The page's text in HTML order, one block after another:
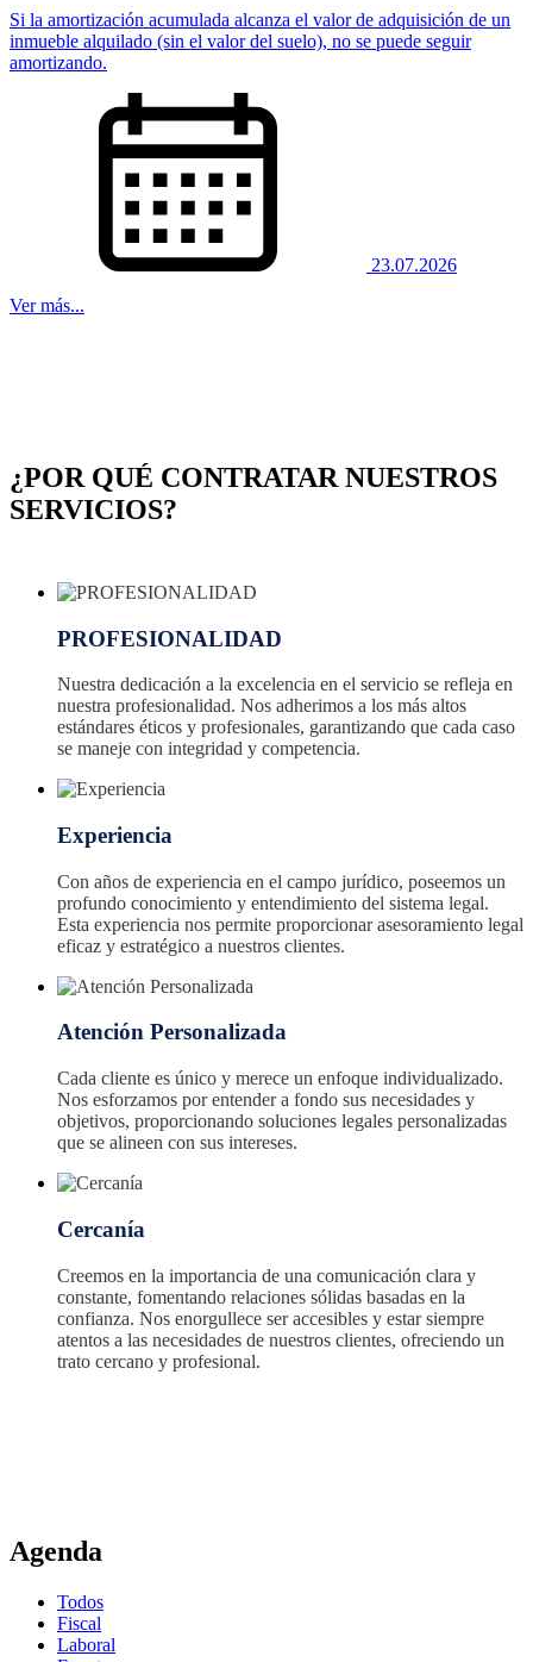
Si la amortización acumulada alcanza el valor de adquisición de un
inmueble alquilado (sin el valor del suelo), no se puede seguir
amortizando.
23.07.2026
Ver más...
¿POR QUÉ CONTRATAR NUESTROS
SERVICIOS?
PROFESIONALIDAD
Nuestra dedicación a la excelencia en el servicio se refleja en
nuestra profesionalidad. Nos adherimos a los más altos
estándares éticos y profesionales, garantizando que cada caso
se maneje con integridad y competencia.
Experiencia
Con años de experiencia en el campo jurídico, poseemos un
profundo conocimiento y entendimiento del sistema legal.
Esta experiencia nos permite proporcionar asesoramiento legal
eficaz y estratégico a nuestros clientes.
Atención Personalizada
Cada cliente es único y merece un enfoque individualizado.
Nos esforzamos por entender a fondo sus necesidades y
objetivos, proporcionando soluciones legales personalizadas
que se alineen con sus intereses.
Cercanía
Creemos en la importancia de una comunicación clara y
constante, fomentando relaciones sólidas basadas en la
confianza. Nos enorgullece ser accesibles y estar siempre
atentos a las necesidades de nuestros clientes, ofreciendo un
trato cercano y profesional.
SUSCRÍBASE A LA NEWSLETTERS
¡Suscríbete y mantente al día con novedades legales y consejos útiles!
MÁS INFORMACIÓN
Agenda
Todos
Fiscal
Laboral